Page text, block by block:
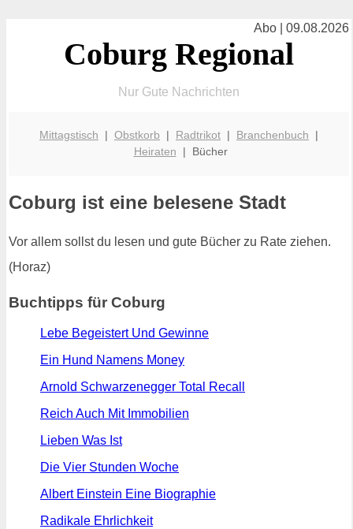
Abo | 09.08.2026
Coburg Regional
Nur Gute Nachrichten
Mittagstisch | Obstkorb | Radtrikot | Branchenbuch |
Heiraten | Bücher
Coburg ist eine belesene Stadt
Vor allem sollst du lesen und gute Bücher zu Rate ziehen.
(Horaz)
Buchtipps für Coburg
Lebe Begeistert Und Gewinne
Ein Hund Namens Money
Arnold Schwarzenegger Total Recall
Reich Auch Mit Immobilien
Lieben Was Ist
Die Vier Stunden Woche
Albert Einstein Eine Biographie
Radikale Ehrlichkeit